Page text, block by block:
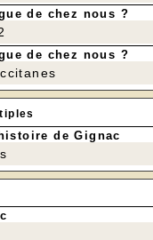
de chez nous ?
de chez nous ?
de Gignac